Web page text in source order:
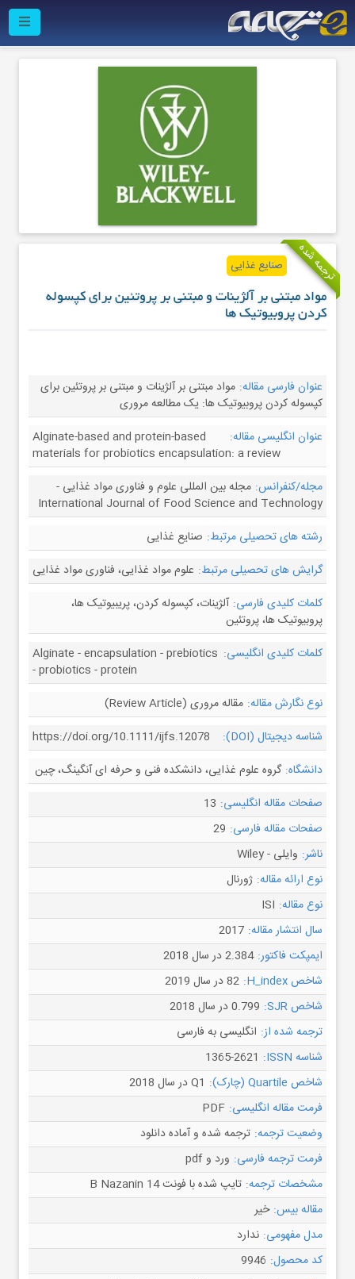
ترجمه شده صنایع غذایی
مواد مبتنی بر آلژینات و مبتنی بر پروتئین برای کپسوله
کردن پروبیوتیک ها
عنوان فارسی مقاله: مواد مبتنی بر آلژینات و مبتنی بر پروتئین برای
کپسوله کردن پروبیوتیک ها: یک مطالعه مروری
عنوان انگلیسی مقاله:
Alginate-based and protein-based
materials for probiotics encapsulation: a review
مجله/کنفرانس: مجله بین المللی علوم و فناوری مواد غذایی -
International Journal of Food Science and Technology
رشته های تحصیلی مرتبط: صنایع غذایی
گرایش های تحصیلی مرتبط: علوم مواد غذایی، فناوری مواد غذایی
کلمات کلیدی فارسی: آلژینات، کپسوله کردن، پریبیوتیک ها،
پروبیوتیک ها، پروتئین
کلمات کلیدی انگلیسی: Alginate - encapsulation - prebiotics
- probiotics - protein
نوع نگارش مقاله: مقاله مروری (Review Article)
شناسه دیجیتال (DOI):
https://doi.org/10.1111/ijfs.12078
دانشگاه: گروه علوم غذایی، دانشکده فنی و حرفه ای آنگینگ، چین
صفحات مقاله انگلیسی: 13
صفحات مقاله فارسی: 29
ناشر: وایلی - Wiley
نوع ارائه مقاله: ژورنال
نوع مقاله: ISI
سال انتشار مقاله: 2017
ایمپکت فاکتور: 2.384 در سال 2018
شاخص H_index:
82 در سال 2019
شاخص SJR:
0.799 در سال 2018
ترجمه شده از: انگلیسی به فارسی
شناسه ISSN:
1365-2621
شاخص Quartile (چارک):
Q1 در سال 2018
فرمت مقاله انگلیسی: PDF
وضعیت ترجمه: ترجمه شده و آماده دانلود
فرمت ترجمه فارسی: ورد و pdf
مشخصات ترجمه: تایپ شده با فونت B Nazanin 14
مقاله بیس: خیر
مدل مفهومی: ندارد
کد محصول: 9946